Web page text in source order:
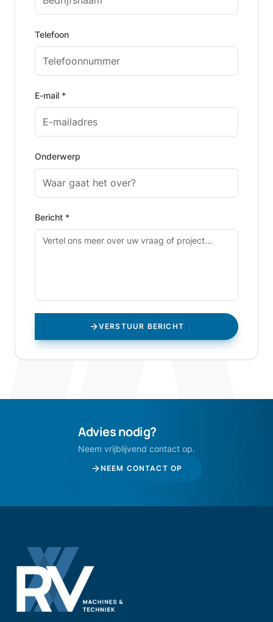
Telefoon
E-mail *
Onderwerp
Bericht *
VERSTUUR BERICHT
Advies nodig?
Neem vrijblijvend contact op.
NEEM CONTACT OP